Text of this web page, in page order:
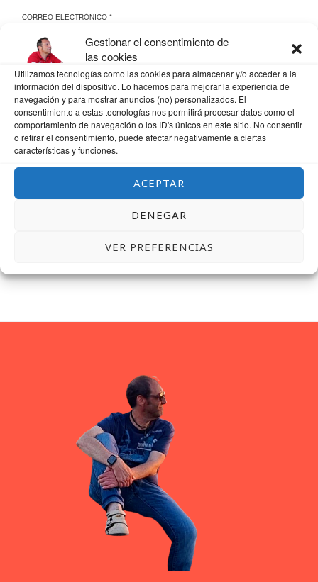
Gestionar el consentimiento de
las cookies
Utilizamos tecnologías como las cookies para almacenar y/o acceder a la
información del dispositivo. Lo hacemos para mejorar la experiencia de
navegación y para mostrar anuncios (no) personalizados. El
consentimiento a estas tecnologías nos permitirá procesar datos como el
comportamiento de navegación o los ID's únicos en este sitio. No consentir
o retirar el consentimiento, puede afectar negativamente a ciertas
características y funciones.
ACEPTAR
DENEGAR
VER PREFERENCIAS
CORREO ELECTRÓNICO*
WEB
GUARDA MI NOMBRE, CORREO ELECTRÓNICO Y WEB EN ESTE NAVEGADOR